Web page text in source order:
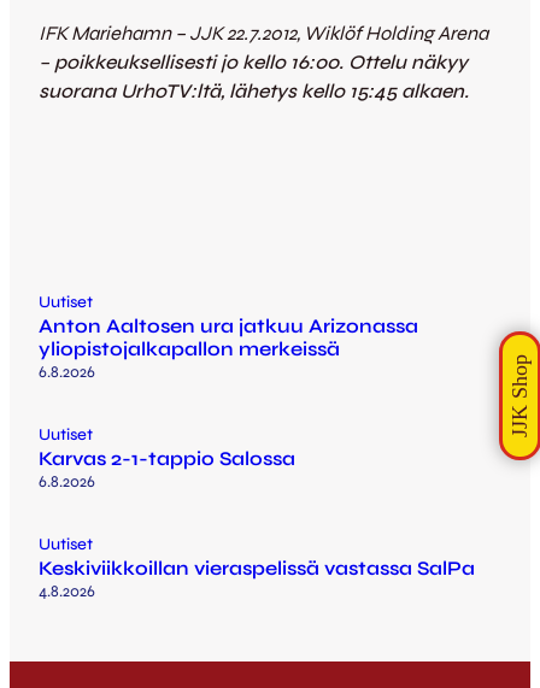
IFK Mariehamn – JJK 22.7.2012, Wiklöf Holding Arena
– poikkeuksellisesti jo kello 16:00. Ottelu näkyy
suorana UrhoTV:ltä, lähetys kello 15:45 alkaen.
Uutiset
Anton Aaltosen ura jatkuu Arizonassa
yliopistojalkapallon merkeissä
6.8.2026
Uutiset
Karvas 2-1-tappio Salossa
6.8.2026
Uutiset
Keskiviikkoillan vieraspelissä vastassa SalPa
4.8.2026